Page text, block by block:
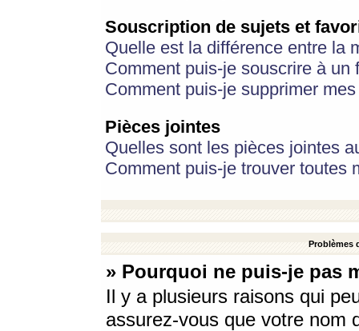
Souscription de sujets et
Quelle est la différence entre la
Comment puis-je souscrire à
Comment puis-je supprimer
Pièces jointes
Quelles sont les pièces jointes
Comment puis-je trouver toutes
Problèmes
» Pourquoi ne puis-je pas
Il y a plusieurs raisons qui
assurez-vous que votre nom